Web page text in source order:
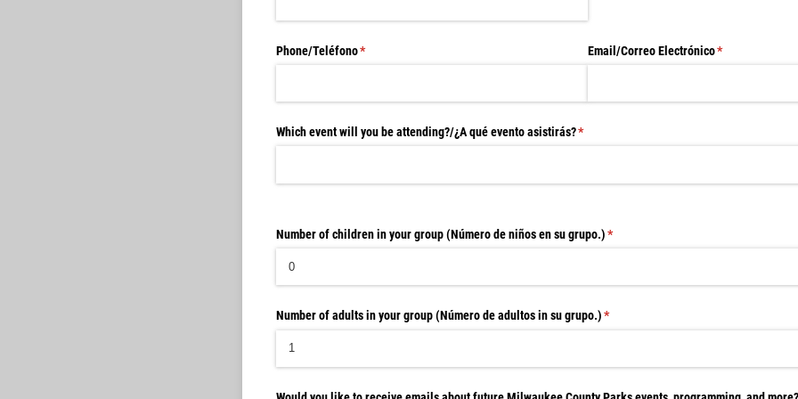
Phone/​Teléfono*
(required) Email/​Correo Electrónico*
(required)
Which event will you be attending?/​¿A qué evento asistirás?*
(required)
Number of children in your group (Número de niños en su grupo.) *
(required)
Number of adults in your group (Número de adultos in su grupo.) *
(required)